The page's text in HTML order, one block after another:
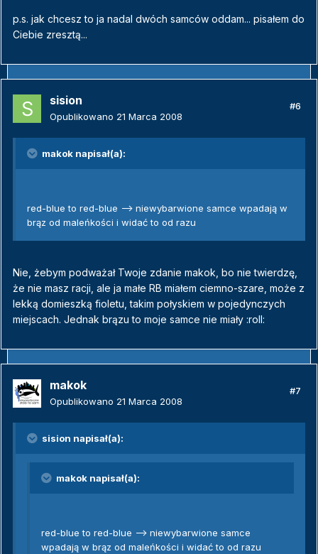
p.s. jak chcesz to ja nadal dwóch samców oddam... pisałem do
Ciebie zresztą...
sision
Opublikowano 21 Marca 2008
#6
makok napisał(a):
red-blue to red-blue --> niewybarwione samce wpadają w
brąz od maleńkości i widać to od razu
Nie, żebym podważał Twoje zdanie makok, bo nie twierdzę,
że nie masz racji, ale ja małe RB miałem ciemno-szare, może z
lekką domieszką fioletu, takim połyskiem w pojedynczych
miejscach. Jednak brązu to moje samce nie miały :roll:
makok
Opublikowano 21 Marca 2008
#7
sision napisał(a):
makok napisał(a):
red-blue to red-blue --> niewybarwione samce
wpadają w brąz od maleńkości i widać to od razu